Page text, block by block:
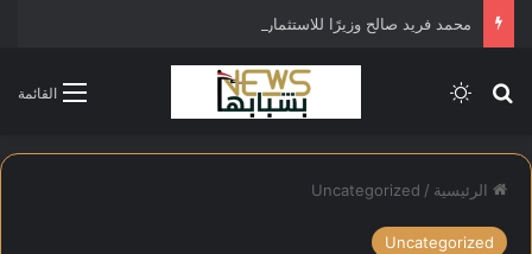
محمد فريد صالح وزيرًا للاستثمار في التشكيل الحكومي الجديد
القائمة بحث عن
الرئيسية /
Uncategorized
Uncategorized